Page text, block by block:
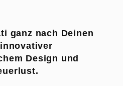
ganz nach Deinen
Design und